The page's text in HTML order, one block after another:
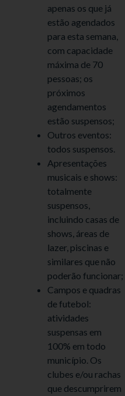
apenas os que já
estão agendados
para esta semana,
com capacidade
máxima de 70
pessoas; os
próximos
agendamentos
estão suspensos;
Outros eventos:
todos suspensos.
Apresentações
musicais e shows:
totalmente
suspensos,
incluindo casas de
shows, áreas de
lazer, piscinas e
similares que não
poderão funcionar;
Campos e quadras
de futebol:
atividades
suspensas em
100% em todo
município. Os
clubes e/ou rachas
que descumprirem